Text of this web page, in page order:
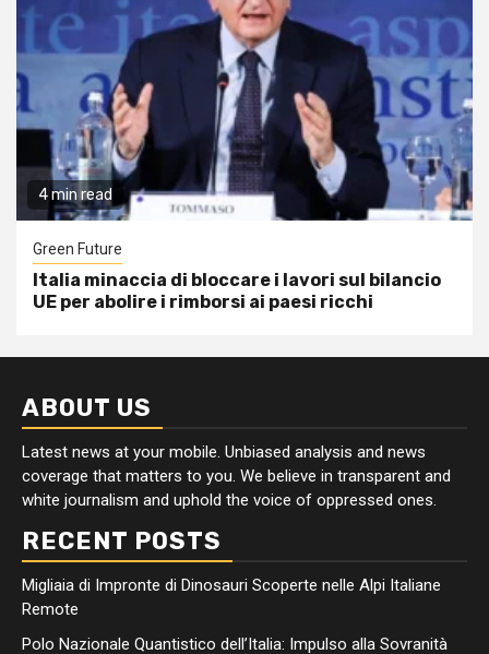
4 min read
Green Future
Italia minaccia di bloccare i lavori sul bilancio
UE per abolire i rimborsi ai paesi ricchi
ABOUT US
Latest news at your mobile. Unbiased analysis and news
coverage that matters to you. We believe in transparent and
white journalism and uphold the voice of oppressed ones.
RECENT POSTS
Migliaia di Impronte di Dinosauri Scoperte nelle Alpi Italiane
Remote
Polo Nazionale Quantistico dell’Italia: Impulso alla Sovranità